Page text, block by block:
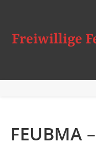
springen
Freiwillige
FEUBMA